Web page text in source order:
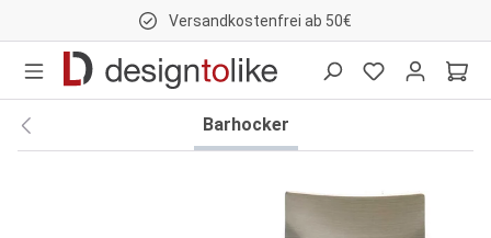
Versandkostenfrei ab 50€
Barhocker